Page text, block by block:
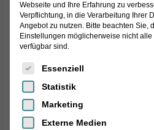
170-
pol
Signalblock
|
Adapterseitig
Menge
Webseite und Ihre Erfahrung zu
Verpflichtung, in die Verarbeitung Ihrer
Angebot zu nutzen. Bitte beachten Sie,
Einstellungen möglicherweise nicht
verfügbar sind.
Es folgt eine Liste der Service-
Essenziell
Statistik
Marketing
Externe Medien